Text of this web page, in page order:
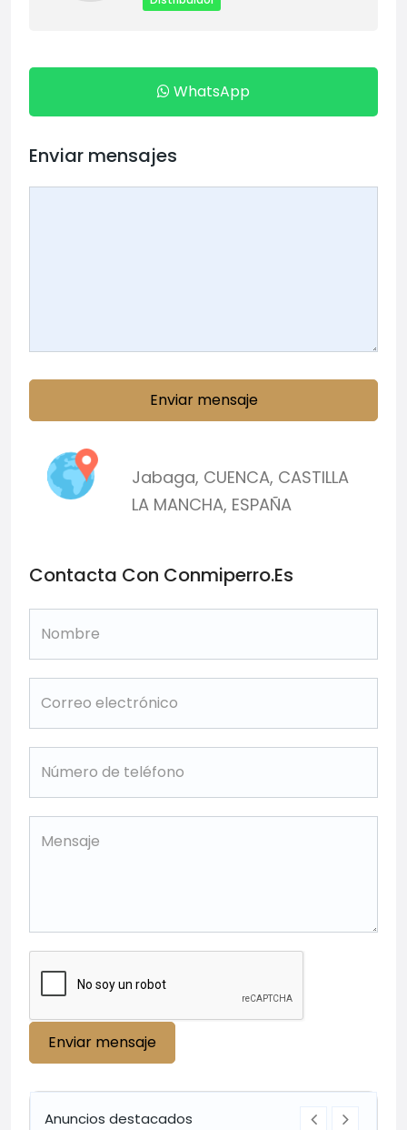
WhatsApp
Enviar mensajes
Enviar mensaje
Jabaga, CUENCA, CASTILLA
LA MANCHA, ESPAÑA
Contacta Con Conmiperro.es
Enviar mensaje
Anuncios destacados